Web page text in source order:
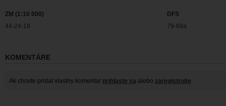
ZM (1:10 000)
44-24-18
DFS
79-69a
KOMENTÁRE
Ak chcete pridat vlastny komentar prihlaste sa alebo zaregistrujte